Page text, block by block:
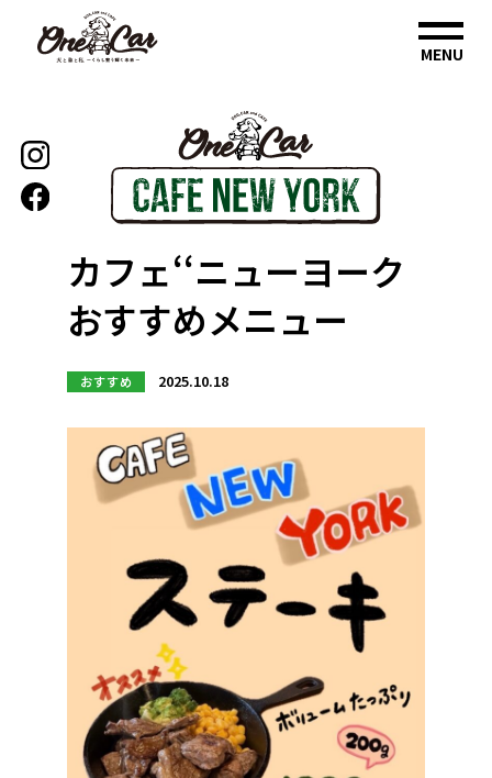
MENU
カフェ‘‘ニューヨーク
おすすめメニュー
おすすめ 2025.10.18